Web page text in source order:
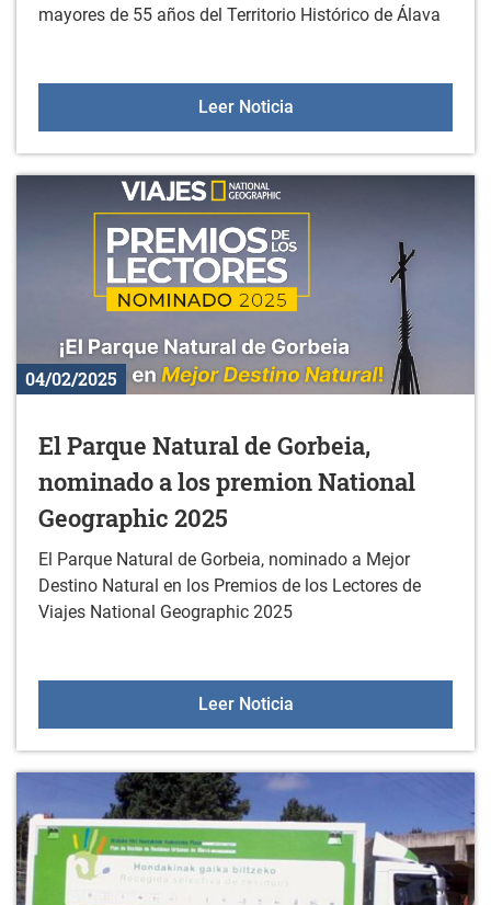
mayores de 55 años del Territorio Histórico de Álava
Leer NoticiaVuelve el programa
04/02/2025
El Parque Natural de Gorbeia,
nominado a los premion National
Geographic 2025
El Parque Natural de Gorbeia, nominado a Mejor
Destino Natural en los Premios de los Lectores de
Viajes National Geographic 2025
Leer NoticiaEl Parque Natural de